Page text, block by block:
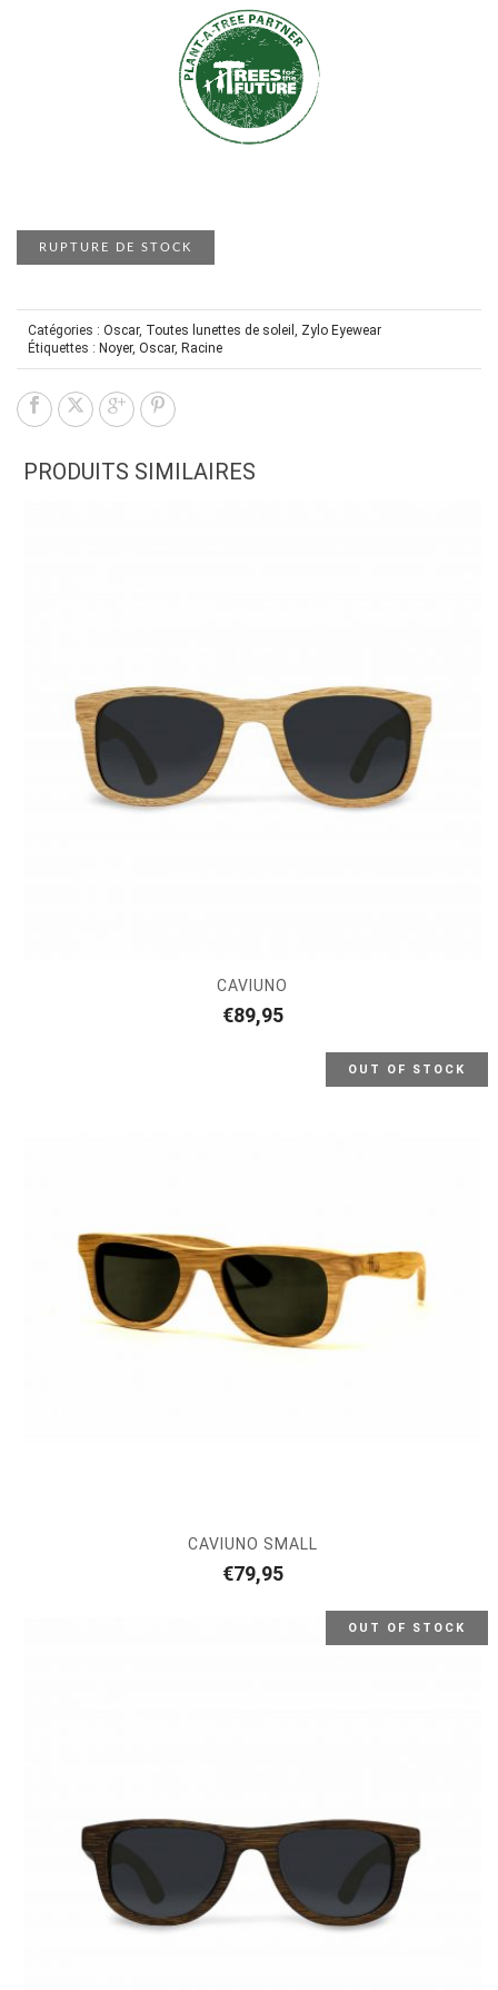
RUPTURE DE STOCK
Catégories : Oscar, Toutes lunettes de soleil , Zylo Eyewear
Étiquettes : Noyer, Oscar, Racine
PRODUITS SIMILAIRES
CAVIUNO
€89,95
OUT OF STOCK
CAVIUNO SMALL
€79,95
OUT OF STOCK